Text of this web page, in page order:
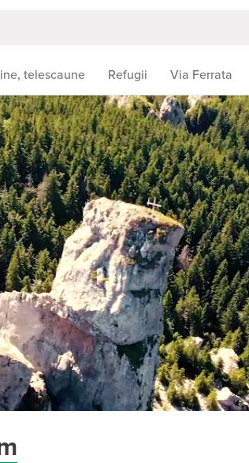
telescaune Refugii Via Ferrata